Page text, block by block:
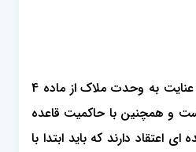
با عنایت به مقررات جاری در قانون افراز و فروش املاک مشاع در مورد مال غیرمنقول و قاعده تسلیط، در ابتدای امر نمی‌توان شریک دیگر را ملزم به فروش کرد، اما با عنایت به وحدت ملاک از ماده 4
جاری دانسته است و همچنین با حاکمیت قاعده
دارند که باید ابتدا با